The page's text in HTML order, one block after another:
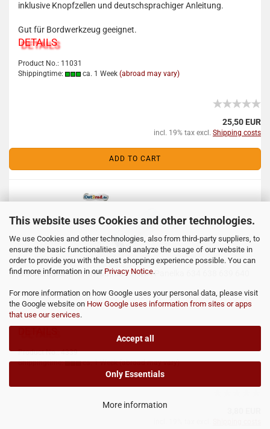
This website uses Cookies and other technologies.
We use Cookies and other technologies, also from third-party suppliers, to
ensure the basic functionalities and analyze the usage of our website in
order to provide you with the best shopping experience possible. You can
find more information in our Privacy Notice.
For more information on how Google uses your personal data, please visit
the Google website on How Google uses information from sites or apps
that use our services.
Accept all
Only Essentials
More information
inklusive Knopfzellen und deutschsprachiger Anleitung.
Gut für Bordwerkzeug geeignet.
DETAILS
Product No.: 11031
Shippingtime:
ca. 1 Week (abroad may vary)
25,50 EUR
incl. 19% tax excl. Shipping costs
ADD TO CART
Distanzhülse 50mm Radnabe JAWA Panelka 634 638 639 640
Artikel Nr.: 4339
Product No.: 4339
Shippingtime:
ca. 1 Week (abroad may vary)